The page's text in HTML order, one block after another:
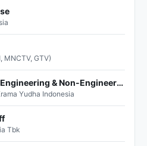
MNCTV, GTV)
MMKI Talent Pool (Engineering & Non-Engineering)
Yudha Indonesia
Tbk